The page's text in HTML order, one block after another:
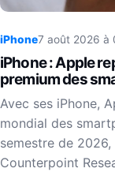
iPhone7 août 2026 à
iPhone : Apple
premium des
Avec ses iPhone,
mondial des
semestre de
Counterpoint